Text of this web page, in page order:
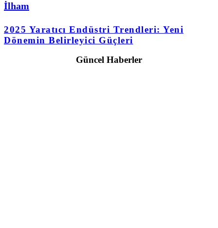
İlham
2025 Yaratıcı Endüstri Trendleri: Yeni
Dönemin Belirleyici Güçleri
Güncel Haberler